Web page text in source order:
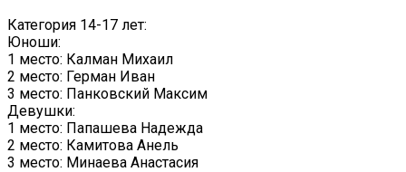
Категория 14-17 лет:
Юноши:
1 место: Калман Михаил
2 место: Герман Иван
3 место: Панковский Максим
Девушки:
1 место: Папашева Надежда
2 место: Камитова Анель
3 место: Минаева Анастасия